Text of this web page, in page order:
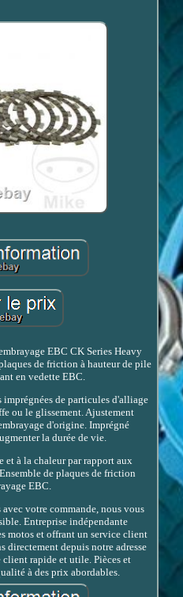
EBC CK Series Heavy
de friction à hauteur de pile
en vedette EBC.
imprégnées de particules d'alliage
ou le glissement. Ajustement
d'origine. Imprégné
la durée de vie.
et à la chaleur par rapport aux
de plaques de friction
EBC.
votre commande, nous vous
Entreprise indépendante
motos et offrant un service client
directement depuis notre adresse
rapide et utile. Pièces et
à des prix abordables.